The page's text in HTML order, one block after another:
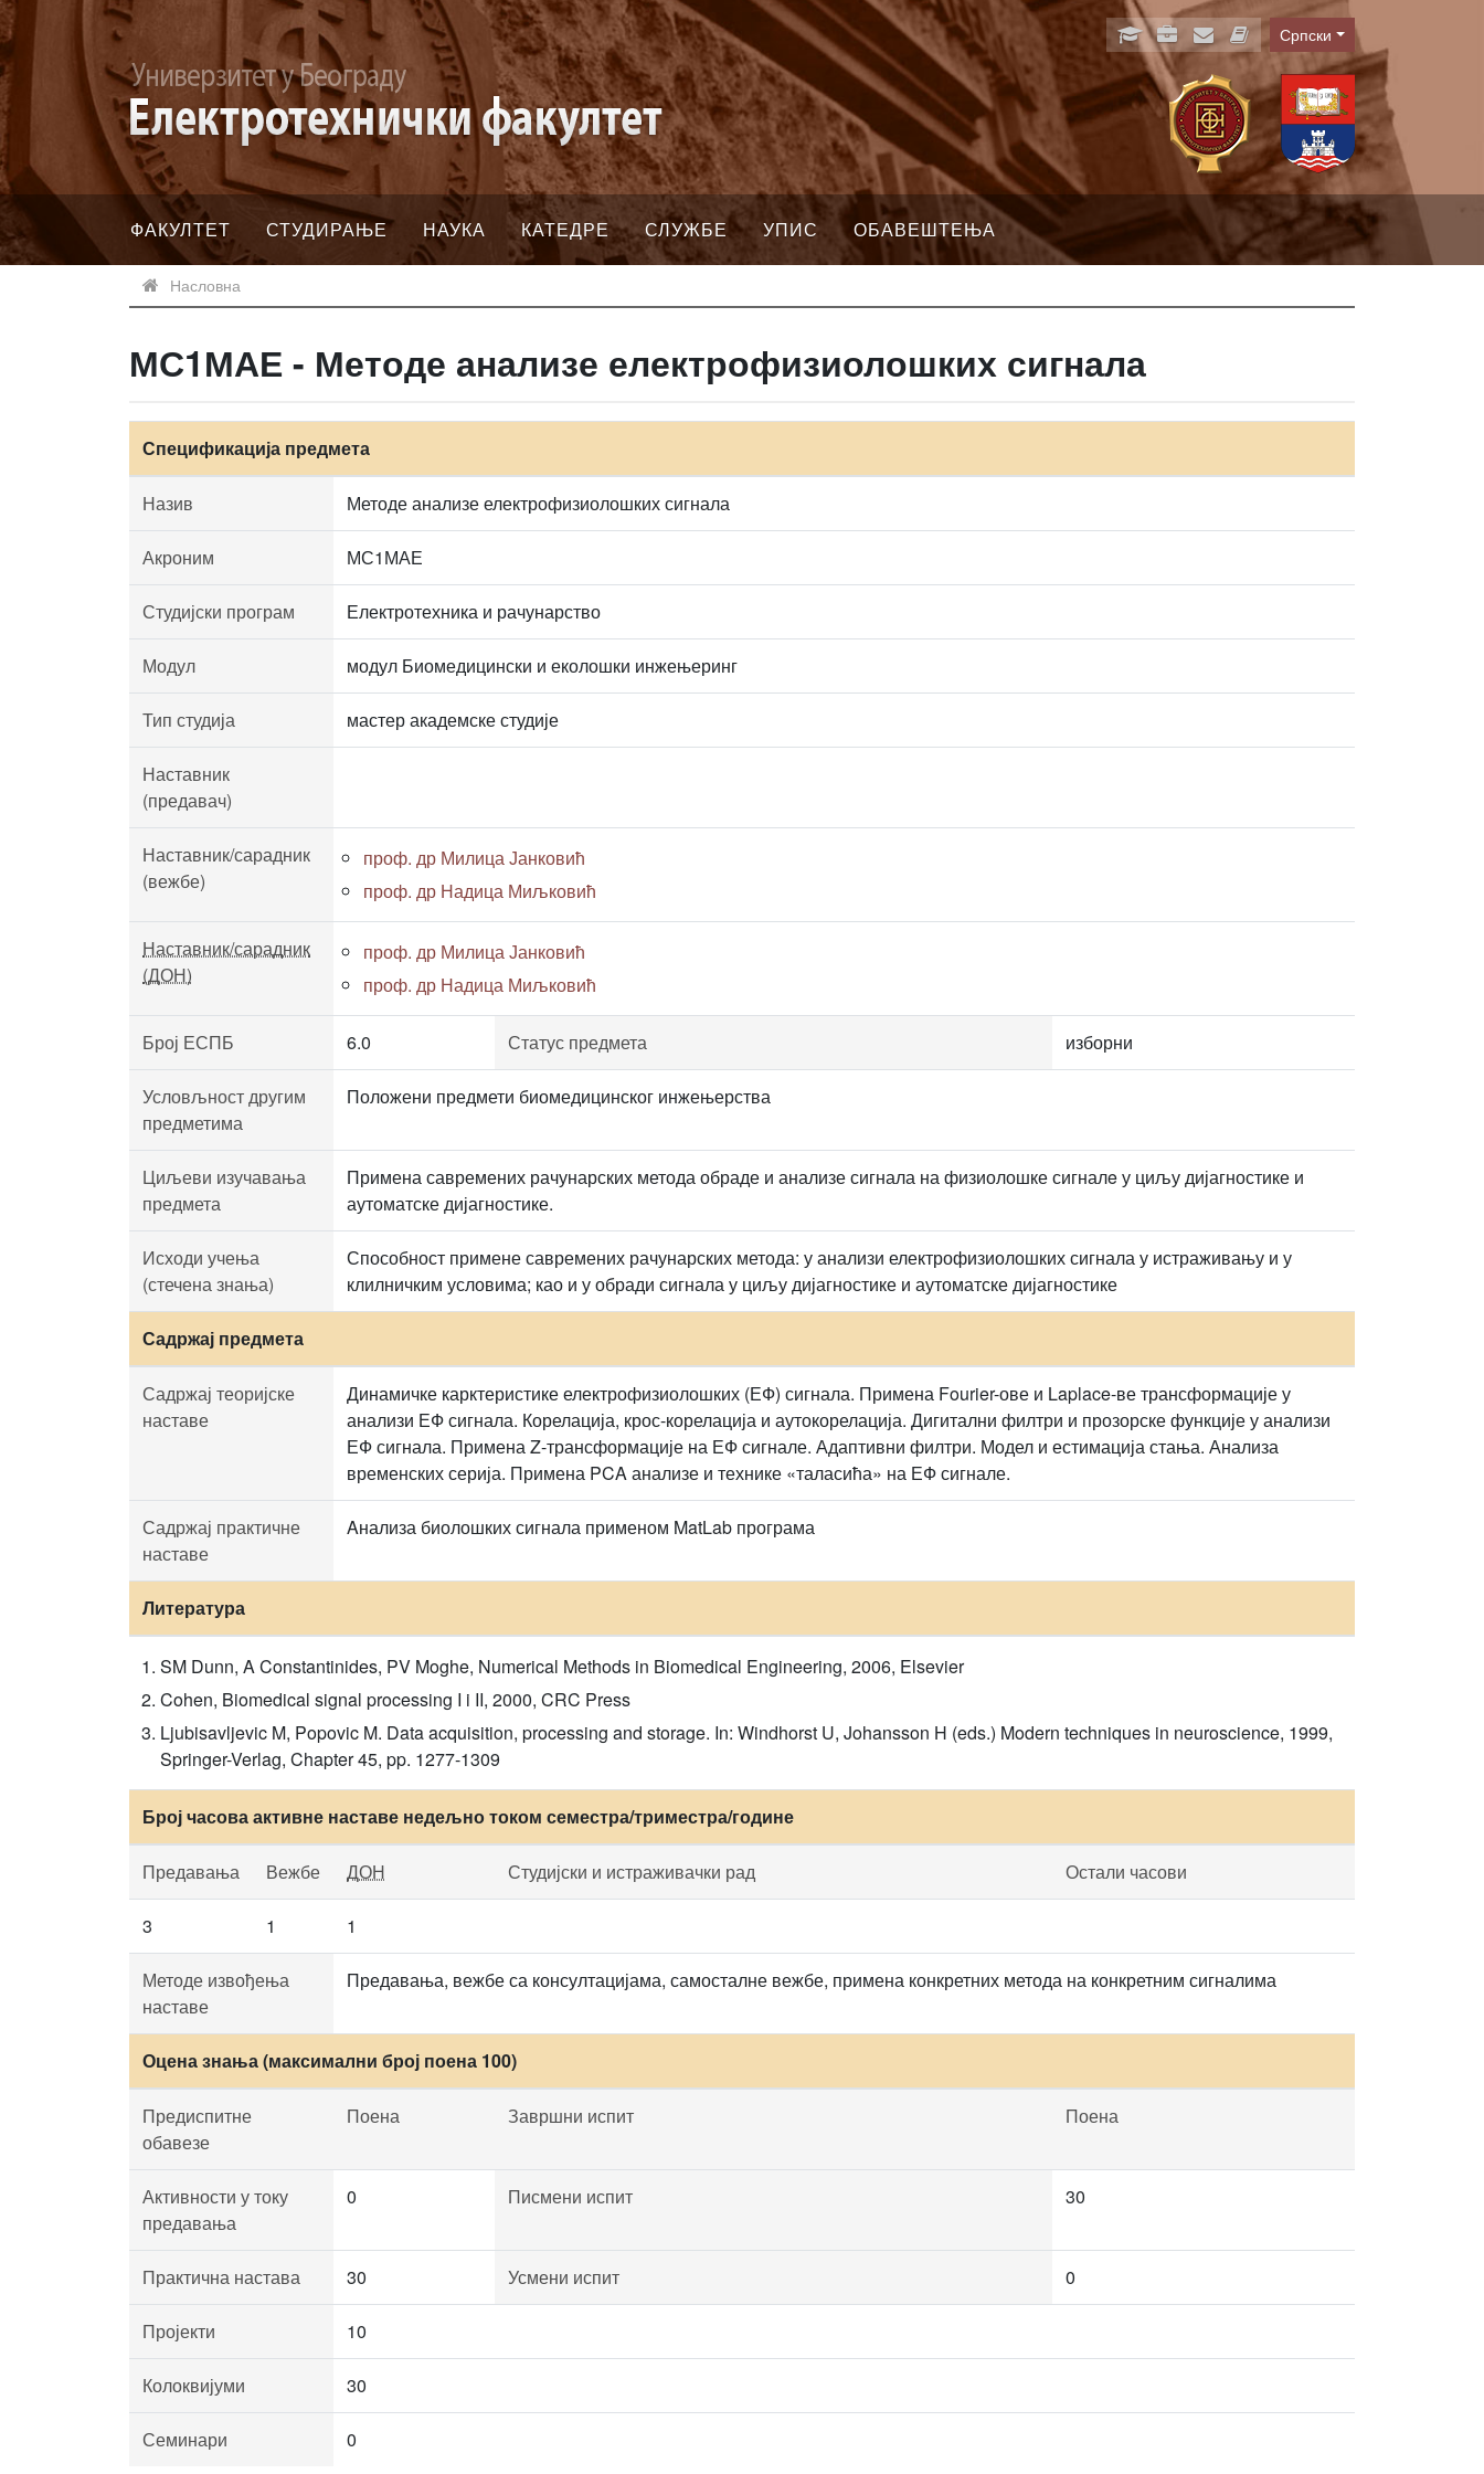
Language
Српски
ФАКУЛТЕТ СТУДИРАЊЕ НАУКА КАТЕДРЕ СЛУЖБЕ УПИС ОБАВЕШТЕЊА
Насловна
МС1МАЕ - Методе анализе електрофизиолошких сигнала
Спецификација предмета
Назив Методе анализе електрофизиолошких сигнала
Акроним МС1МАЕ
Студијски програм Електротехника и рачунарство
Модул модул Биомедицински и еколошки инжењеринг
Тип студија мастер академске студије
Наставник
(предавач)
Наставник/сарадник
(вежбе)
проф. др Милица Јанковић
проф. др Надица Миљковић
Наставник/сарадник
(ДОН)
проф. др Милица Јанковић
проф. др Надица Миљковић
Број ЕСПБ 6.0 Статус предмета изборни
Условљност другим
предметима
Положени предмети биомедицинског инжењерства
Циљеви изучавања
предмета
Примена савремених рачунарских метода обраде и анализе сигнала на физиолошке сигналe у циљу дијагностике и
аутоматске дијагностике.
Исходи учења
(стечена знања)
Способност примене савремених рачунарских метода: у анализи електрофизиолошких сигнала у истраживању и у
клилничким условима; као и у обради сигнала у циљу дијагностике и аутоматске дијагностике
Садржај предмета
Садржај теоријске
наставе
Динамичке карктеристике електрофизиолошких (ЕФ) сигнала. Примена Fourier-ове и Laplace-ве трансформације у
анализи ЕФ сигнала. Корелација, крос-корелација и аутокорелација. Дигитални филтри и прозорске функције у анализи
ЕФ сигнала. Примена Z-трансформације на ЕФ сигнале. Адаптивни филтри. Модел и естимација стања. Анализа
временских серија. Примена PCA анализе и технике «таласића» на ЕФ сигнале.
Садржај практичне
наставе
Aнализа биолошких сигнала применом MatLab програма
Литература
SM Dunn, A Constantinides, PV Moghe, Numerical Methods in Biomedical Engineering, 2006, Elsevier
Cohen, Biomedical signal processing I i II, 2000, CRC Press
Ljubisavljevic M, Popovic M. Data acquisition, processing and storage. In: Windhorst U, Johansson H (eds.) Modern techniques in neuroscience, 1999,
Springer-Verlag, Chapter 45, pp. 1277-1309
Број часова активне наставе недељно током семестра/триместра/године
Предавања Вежбе ДОН Студијски и истраживачки рад Остали часови
3 1 1
Методе извођења
наставе
Предавања, вежбе са консултацијама, самосталне вежбе, примена конкретних метода на конкретним сигналима
Оцена знања (максимални број поена 100)
Предиспитне
обавезе
Поена Завршни испит Поена
Активности у току
предавања
0 Писмени испит 30
Практична настава 30 Усмени испит 0
Пројекти 10
Колоквијуми 30
Семинари 0